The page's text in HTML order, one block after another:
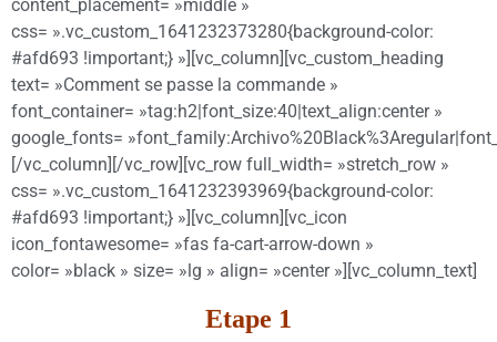
content_placement= »middle »
css= ».vc_custom_1641232373280{background-color:
#afd693 !important;} »][vc_column][vc_custom_heading
text= »Comment se passe la commande »
font_container= »tag:h2|font_size:40|text_align:center »
google_fonts=
[/vc_column][/vc_row][vc_row full_width= »stretch_row »
css= ».vc_custom_1641232393969{background-color:
#afd693 !important;} »][vc_column][vc_icon
icon_fontawesome= »fas fa-cart-arrow-down »
color= »black » size= »lg » align= »center »][vc_column_text]
Etape 1